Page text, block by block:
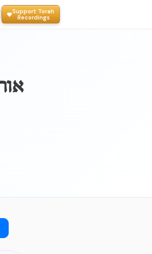
Support Torah
Recordings